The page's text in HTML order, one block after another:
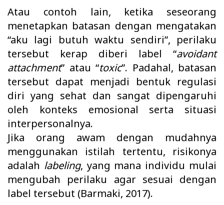
Atau contoh lain, ketika seseorang
menetapkan batasan dengan mengatakan
“aku lagi butuh waktu sendiri”, perilaku
tersebut kerap diberi label “avoidant
attachment” atau “toxic”. Padahal, batasan
tersebut dapat menjadi bentuk regulasi
diri yang sehat dan sangat dipengaruhi
oleh konteks emosional serta situasi
interpersonalnya.
Jika orang awam dengan mudahnya
menggunakan istilah tertentu, risikonya
adalah labeling, yang mana individu mulai
mengubah perilaku agar sesuai dengan
label tersebut (Barmaki, 2017).